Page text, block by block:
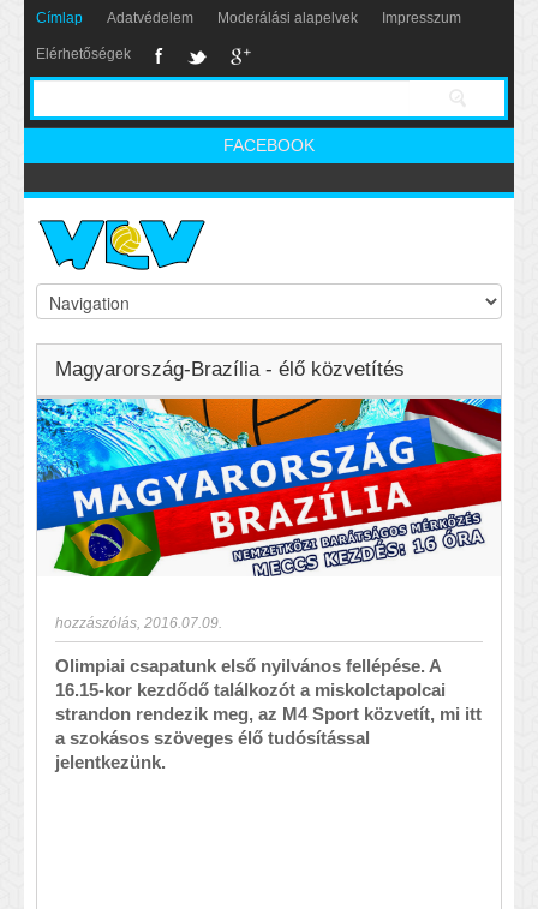
Címlap Adatvédelem Moderálási alapelvek Impresszum
Elérhetőségek
FACEBOOK
Magyarország-Brazília - élő közvetítés
hozzászólás 2016.07.09.
Olimpiai csapatunk első nyilvános fellépése. A
16.15-kor kezdődő találkozót a miskolctapolcai
strandon rendezik meg, az M4 Sport közvetít, mi itt
a szokásos szöveges élő tudósítással
jelentkezünk.